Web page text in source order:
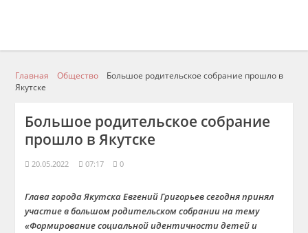
Главная Общество
Большое родительское собрание прошло в
Якутске
Большое родительское собрание
прошло в Якутске
20.05.2022 07:17 0
Глава города Якутска Евгений Григорьев сегодня принял
участие в большом родительском собрании на тему
«Формирование социальной идентичности детей и